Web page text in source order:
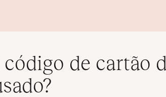
código de cartão